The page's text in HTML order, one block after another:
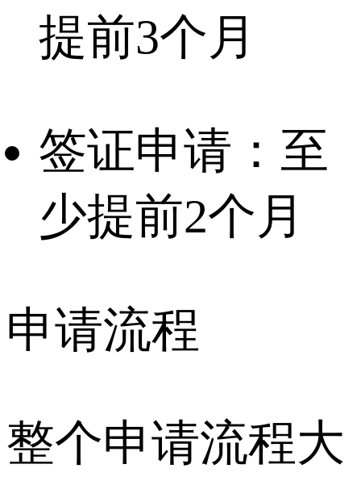
提前3个月
签证申请：至
少提前2个月
申请流程
整个申请流程大